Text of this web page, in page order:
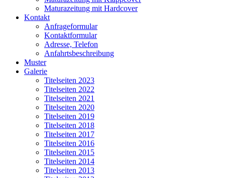
Maturazeitung mit Hardcover
Kontakt
Anfrageformular
Kontaktformular
Adresse, Telefon
Anfahrtsbeschreibung
Muster
Galerie
Titelseiten 2023
Titelseiten 2022
Titelseiten 2021
Titelseiten 2020
Titelseiten 2019
Titelseiten 2018
Titelseiten 2017
Titelseiten 2016
Titelseiten 2015
Titelseiten 2014
Titelseiten 2013